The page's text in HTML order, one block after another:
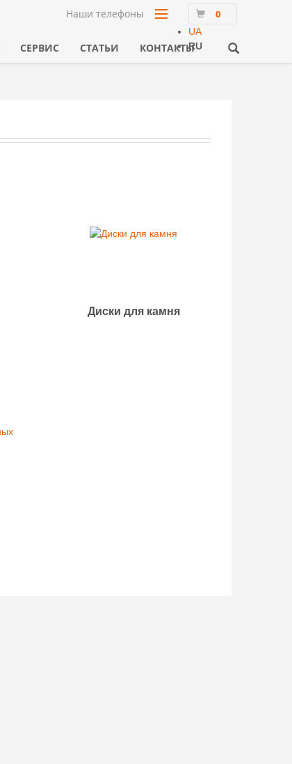
Наши телефоны 0
UA
RU
СЕРВИС СТАТЬИ КОНТАКТЫ
Диски для камня